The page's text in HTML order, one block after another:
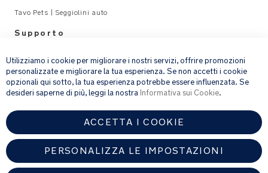
Tavo Pets | Seggiolini auto
Supporto
email address ISCRIVITI
Fornendo l’indirizzo e-mail, acconsenti a ricevere via e-mail la nostra
newsletter e le informazioni su prodotti e offerte che potrebbero
interessarti.
Per ulteriori dettagli sul trattamento dei dati personali, consulta la
nostrainformativa sulla privacy.
Utilizziamo i cookie per migliorare i nostri servizi, offrire promozioni
personalizzate e migliorare la tua esperienza. Se non accetti i cookie
opzionali qui sotto, la tua esperienza potrebbe essere influenzata. Se
desideri saperne di più, leggi la nostra Informativa sui Cookie.
ACCETTA I COOKIE
PERSONALIZZA LE IMPOSTAZIONI